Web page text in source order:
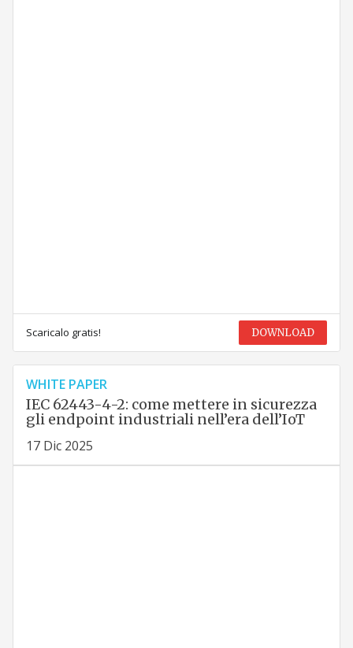
Scaricalo gratis! DOWNLOAD
WHITE PAPER
IEC 62443-4-2: come mettere in sicurezza
gli endpoint industriali nell’era dell’IoT
17 Dic 2025